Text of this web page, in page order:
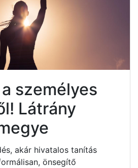
személyes
Látrány
akár hivatalos tanítás
önsegítő